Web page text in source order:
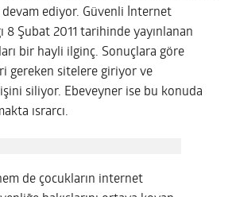
devam ediyor. Güvenli İnternet
8 Şubat 2011 tarihinde yayınlanan
bir hayli ilginç. Sonuçlara göre
gereken sitelere giriyor ve
siliyor. Ebeveyner ise bu konuda
ısrarcı.
de çocukların internet